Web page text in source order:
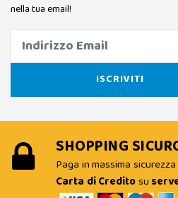
nella tua email!
SHOPPING
Paga in massima
Carta di Creditosu